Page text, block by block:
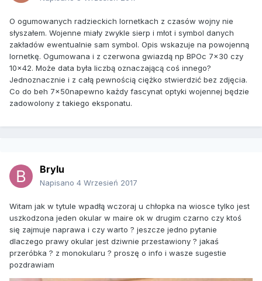
O ogumowanych radzieckich lornetkach z czasów wojny nie
słyszałem. Wojenne miały zwykle sierp i młot i symbol danych
zakładów ewentualnie sam symbol. Opis wskazuje na powojenną
lornetkę. Ogumowana i z czerwona gwiazdą np BPOc 7x30 czy
10x42. Może data była liczbą oznaczającą coś innego?
Jednoznacznie i z całą pewnością ciężko stwierdzić bez zdjęcia.
Co do beh 7x50napewno każdy fascynat optyki wojennej będzie
zadowolony z takiego eksponatu.
Brylu
Napisano 4 Wrzesień 2017
Witam jak w tytule wpadłą wczoraj u chłopka na wiosce tylko jest
uszkodzona jeden okular w maire ok w drugim czarno czy ktoś
się zajmuje naprawa i czy warto ? jeszcze jedno pytanie
dlaczego prawy okular jest dziwnie przestawiony ? jakaś
przeróbka ? z monokularu ? proszę o info i wasze sugestie
pozdrawiam